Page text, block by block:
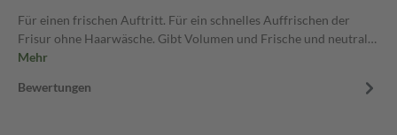
Für einen frischen Auftritt. Für ein schnelles Auffrischen der
Frisur ohne Haarwäsche. Gibt Volumen und Frische und neutral…
Mehr
Bewertungen